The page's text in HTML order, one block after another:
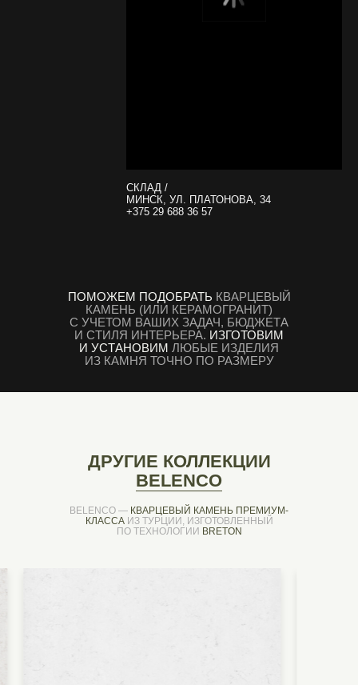
СКЛАД /
МИНСК, УЛ. ПЛАТОНОВА, 34
+375 29 688 36 57
ПОМОЖЕМ ПОДОБРАТЬ КВАРЦЕВЫЙ
КАМЕНЬ (ИЛИ КЕРАМОГРАНИТ)
С УЧЕТОМ ВАШИХ ЗАДАЧ, БЮДЖЕТА
И СТИЛЯ ИНТЕРЬЕРА. ИЗГОТОВИМ
И УСТАНОВИМ ЛЮБЫЕ ИЗДЕЛИЯ
ИЗ КАМНЯ ТОЧНО ПО РАЗМЕРУ
ДРУГИЕ КОЛЛЕКЦИИ
BELENCO
BELENCO — КВАРЦЕВЫЙ КАМЕНЬ ПРЕМИУМ-
КЛАССАИЗ ТУРЦИИ, ИЗГОТОВЛЕННЫЙ
ПО ТЕХНОЛОГИИ BRETON